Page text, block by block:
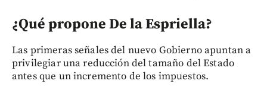
¿Qué propone De la Espriella?
Las primeras señales del nuevo Gobierno apuntan a
privilegiar una reducción del tamaño del Estado
antes que un incremento de los impuestos.